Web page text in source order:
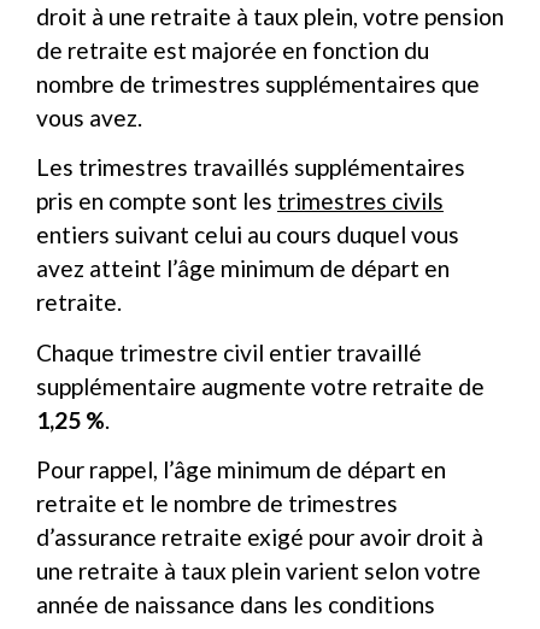
droit à une retraite à taux plein, votre pension
de retraite est majorée en fonction du
nombre de trimestres supplémentaires que
vous avez.
Les trimestres travaillés supplémentaires
pris en compte sont les trimestres civils
entiers suivant celui au cours duquel vous
avez atteint l’âge minimum de départ en
retraite.
Chaque trimestre civil entier travaillé
supplémentaire augmente votre retraite de
1,25 %
Pour rappel, l’âge minimum de départ en
retraite et le nombre de trimestres
d’assurance retraite exigé pour avoir droit à
une retraite à taux plein varient selon votre
année de naissance dans les conditions